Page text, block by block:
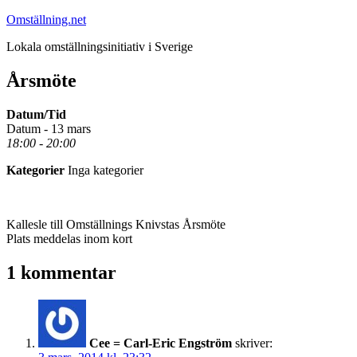
Hoppa
innehåll
Omställning.net
Lokala omställningsinitiativ i Sverige
Årsmöte
Datum/Tid
Datum - 13 mars
18:00 - 20:00
Kategorier Inga kategorier
Kallesle till Omställnings Knivstas Årsmöte
Plats meddelas inom kort
1 kommentar
Cee = Carl-Eric Engström skriver: